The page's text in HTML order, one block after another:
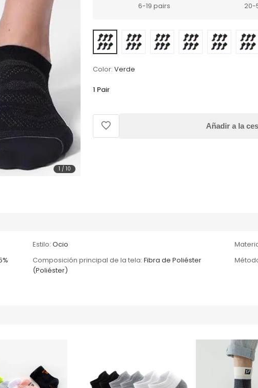
1 / 10
6-19 pairs 20-
Color: Verde
1 Pair
Añadir a la
Estilo: Ocio
Composición principal de la tela: Fibra de Poliéster
(Poliéster)